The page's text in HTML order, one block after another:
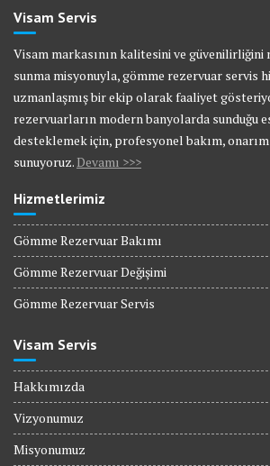
Visam Servis
Visam markasının kalitesini ve
sunma misyonuyla, gömme rezervuar servis
uzmanlaşmış bir ekip olarak faaliyet
rezervuarların modern banyolarda sunduğu
desteklemek için, profesyonel bakım,
sunuyoruz.Devamı >>>
Hizmetlerimiz
Gömme Rezervuar Bakımı
Gömme Rezervuar Değişimi
Gömme Rezervuar Servis
Visam Servis
Hakkımızda
Vizyonumuz
Misyonumuz